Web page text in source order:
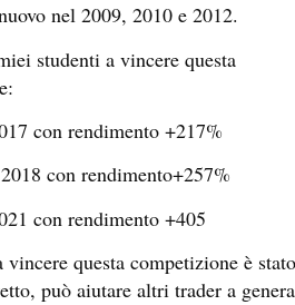
nel 2009, 2010 e 2012.
studenti a vincere questa
con rendimento +217%
con rendimento+257%
con rendimento +405
questa competizione è
può aiutare altri trader a